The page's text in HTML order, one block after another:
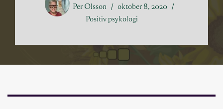
Per Olsson
oktober 8, 2020
Positiv psykologi